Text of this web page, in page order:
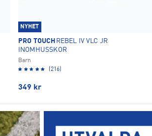
NYHET
PRO TOUCH REBEL IV VLC JR
INOMHUSSKOR
Barn
(216)
349 kr